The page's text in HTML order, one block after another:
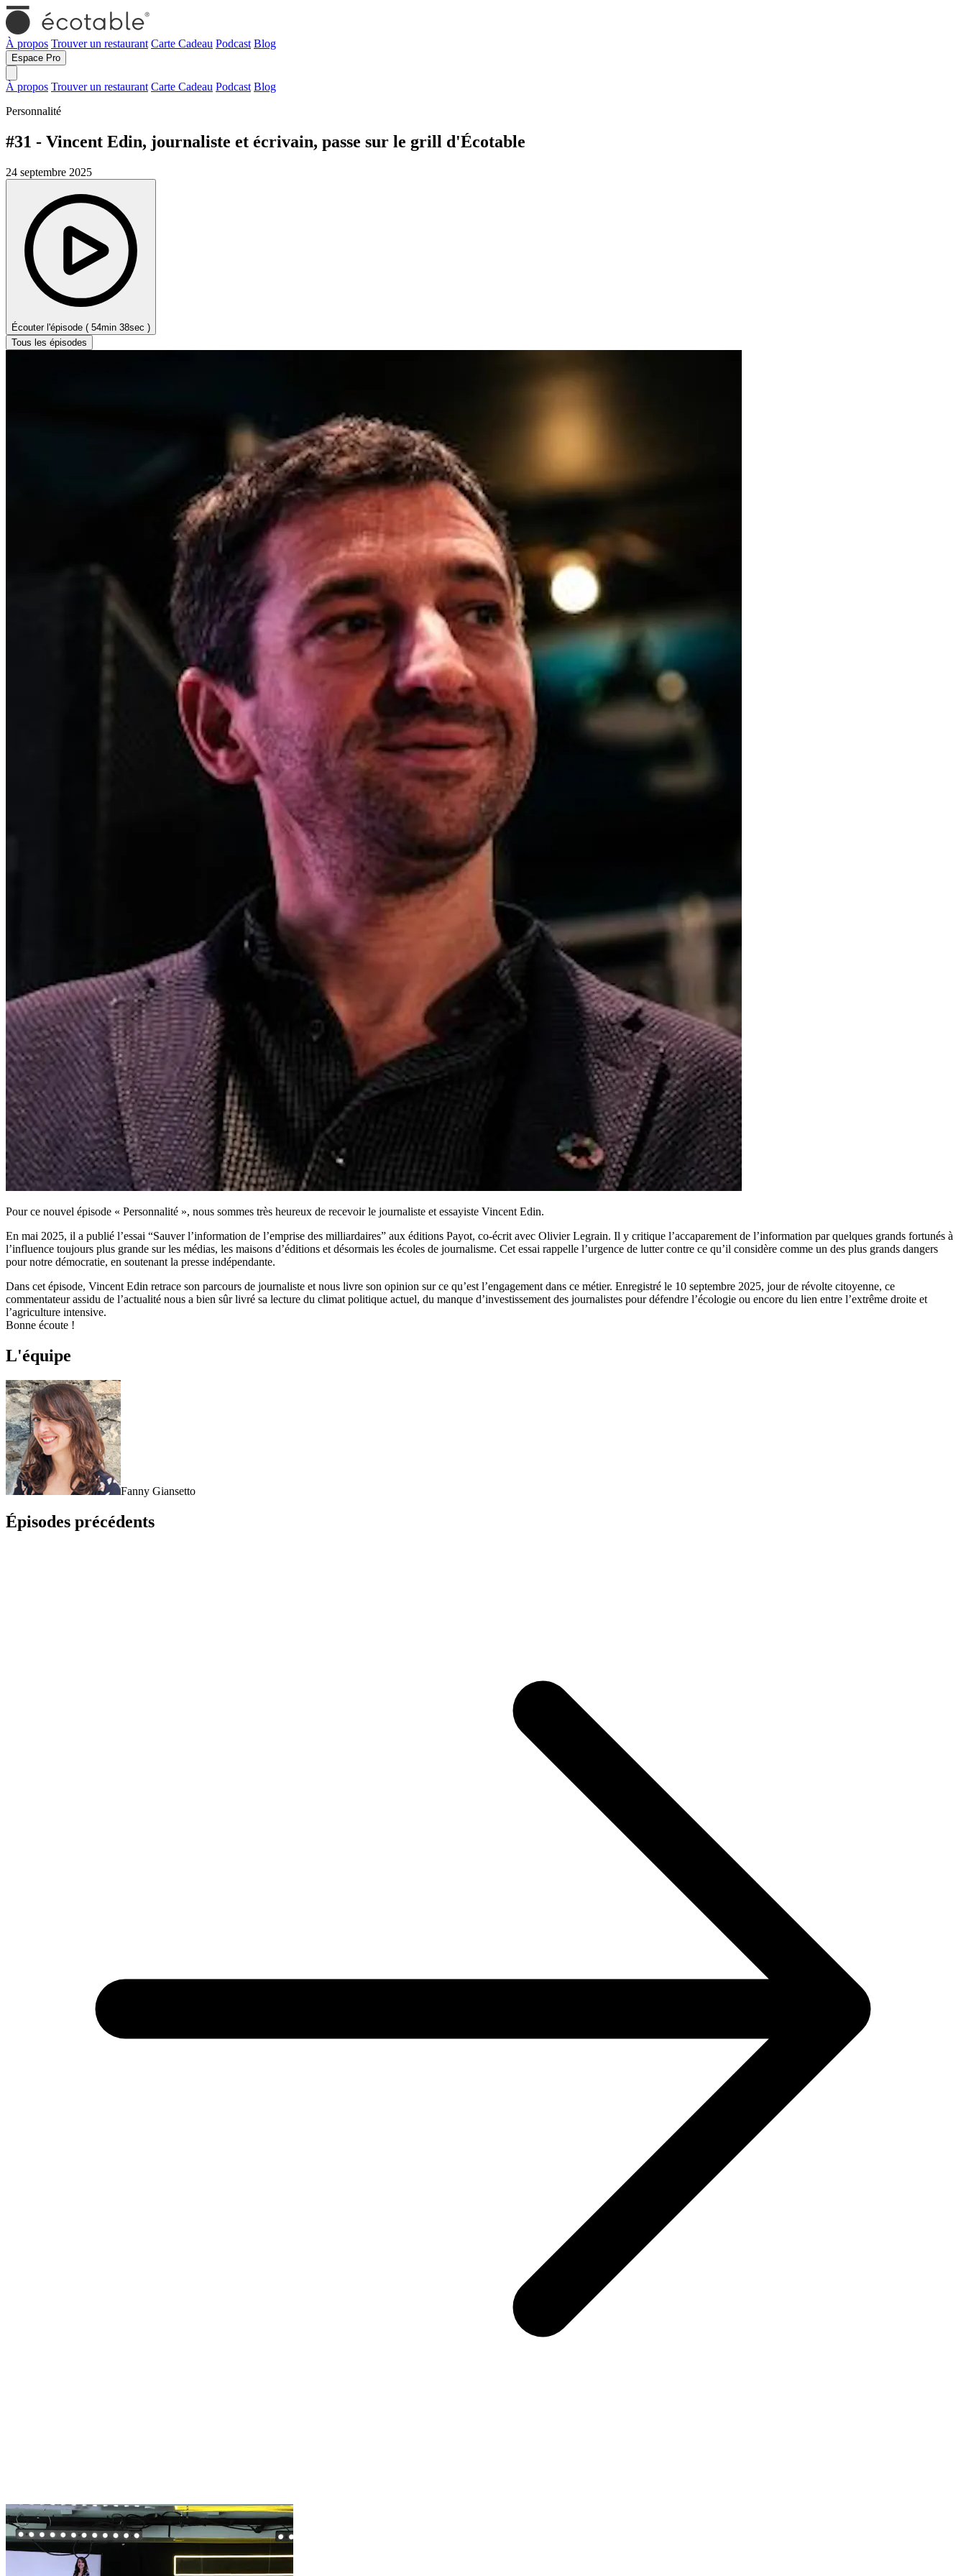
À propos Trouver un restaurant Carte Cadeau Podcast Blog
Espace Pro
À propos Trouver un restaurant Carte Cadeau Podcast Blog
Personnalité
#31 - Vincent Edin, journaliste et écrivain, passe sur le grill d'Écotable
24 septembre 2025
Écouter l'épisode ( 54min 38sec )
Tous les épisodes
Pour ce nouvel épisode « Personnalité », nous sommes très heureux de recevoir le journaliste et essayiste Vincent Edin.
En mai 2025, il a publié l’essai “Sauver l’information de l’emprise des milliardaires” aux éditions Payot, co-écrit avec Olivier Legrain. Il y critique l’accaparement de l’information par quelques grands fortunés à
l’influence toujours plus grande sur les médias, les maisons d’éditions et désormais les écoles de journalisme. Cet essai rappelle l’urgence de lutter contre ce qu’il considère comme un des plus grands dangers
pour notre démocratie, en soutenant la presse indépendante.
Dans cet épisode, Vincent Edin retrace son parcours de journaliste et nous livre son opinion sur ce qu’est l’engagement dans ce métier. Enregistré le 10 septembre 2025, jour de révolte citoyenne, ce
commentateur assidu de l’actualité nous a bien sûr livré sa lecture du climat politique actuel, du manque d’investissement des journalistes pour défendre l’écologie ou encore du lien entre l’extrême droite et
l’agriculture intensive.
Bonne écoute !
L'équipe
Fanny Giansetto
Épisodes précédents